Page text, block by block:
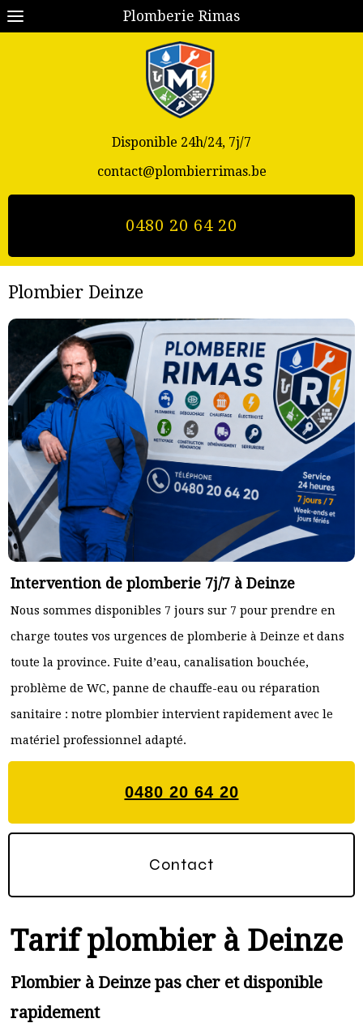
Plomberie Rimas
Disponible 24h/24, 7j/7
contact@plombierrimas.be
0480 20 64 20
Plombier Deinze
Intervention de plomberie 7j/7 à Deinze
Nous sommes disponibles 7 jours sur 7 pour prendre en
charge toutes vos urgences de plomberie à Deinze et dans
toute la province. Fuite d’eau, canalisation bouchée,
problème de WC, panne de chauffe-eau ou réparation
sanitaire : notre plombier intervient rapidement avec le
matériel professionnel adapté.
0480 20 64 20
Contact
Tarif plombier à Deinze
Plombier à Deinze pas cher et disponible
rapidement